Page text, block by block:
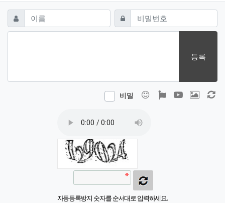
댓글쓰기
이름 필수 비밀번호필수
등록
비밀 이모티콘폰트어썸
동영상 이미지
자동등록방지 숫자를 순서대로 입력하세요.